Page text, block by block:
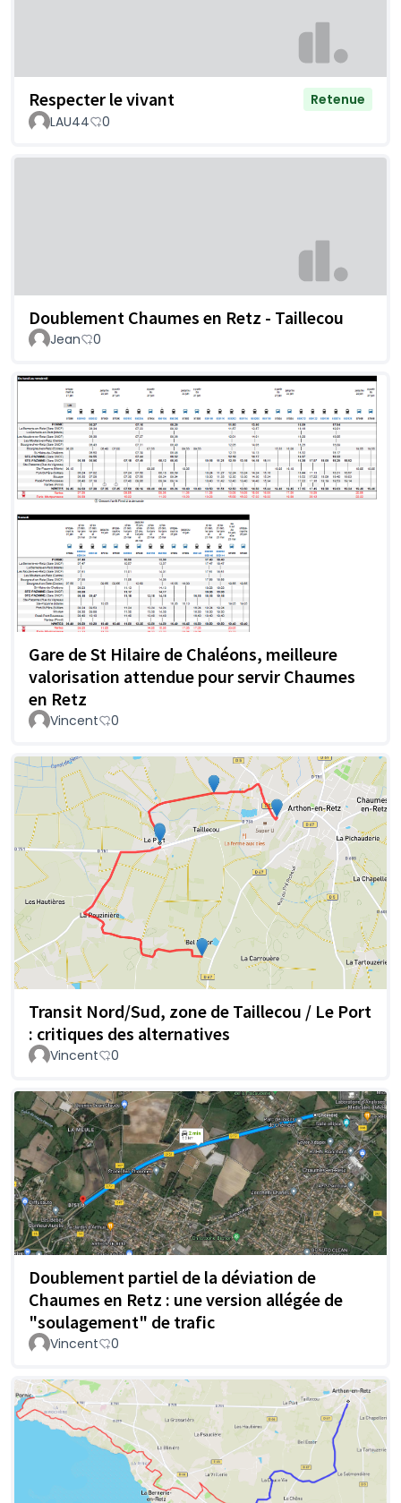
Respecter le vivant
Retenue
LAU44
0
Doublement Chaumes en Retz - Taillecou
Jean 0
Gare de St Hilaire de Chaléons, meilleure
valorisation attendue pour servir Chaumes
en Retz
Vincent 0
Transit Nord/Sud, zone de Taillecou / Le Port
: critiques des alternatives
Vincent 0
Doublement partiel de la déviation de
Chaumes en Retz : une version allégée de
"soulagement" de trafic
Vincent 0